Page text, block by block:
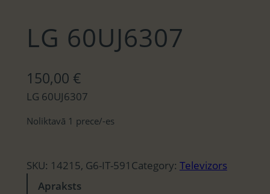
LG 60UJ6307
150,00 €
LG 60UJ6307
Noliktavā 1 prece/-es
SKU: 14215, G6-IT-591 Category: Televizors
Apraksts